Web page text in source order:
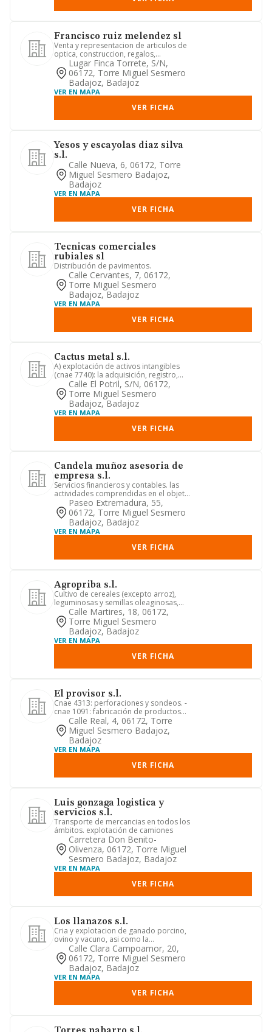
Francisco ruiz melendez sl
Venta y representacion de articulos de
optica, construccion, regalos,
quirurgico, hosteleria unifor...
Lugar Finca Torrete, S/n,
06172, Torre Miguel Sesmero
Badajoz, Badajoz
VER EN MAPA
VER FICHA
Yesos y escayolas diaz silva
s.l.
Calle Nueva, 6, 06172, Torre
Miguel Sesmero Badajoz,
Badajoz
VER EN MAPA
VER FICHA
Tecnicas comerciales
rubiales sl
Distribución de pavimentos.
Calle Cervantes, 7, 06172,
Torre Miguel Sesmero
Badajoz, Badajoz
VER EN MAPA
VER FICHA
Cactus metal s.l.
A) explotación de activos intangibles
(cnae 7740): la adquisición, registro,
tenencia, administraci...
Calle El Potril, S/n, 06172,
Torre Miguel Sesmero
Badajoz, Badajoz
VER EN MAPA
VER FICHA
Candela muñoz asesoria de
empresa s.l.
Servicios financieros y contables. las
actividades comprendidas en el objeto
social que pudieran co...
Paseo Extremadura, 55,
06172, Torre Miguel Sesmero
Badajoz, Badajoz
VER EN MAPA
VER FICHA
Agropriba s.l.
Cultivo de cereales (excepto arroz),
leguminosas y semillas oleaginosas,
cultivo de arroz, cultivo ...
Calle Martires, 18, 06172,
Torre Miguel Sesmero
Badajoz, Badajoz
VER EN MAPA
VER FICHA
El provisor s.l.
Cnae 4313: perforaciones y sondeos. -
cnae 1091: fabricación de productos
para la alimentación de an...
Calle Real, 4, 06172, Torre
Miguel Sesmero Badajoz,
Badajoz
VER EN MAPA
VER FICHA
Luis gonzaga logistica y
servicios s.l.
Transporte de mercancias en todos los
ámbitos. explotación de camiones
Carretera Don Benito-
Olivenza, 06172, Torre Miguel
Sesmero Badajoz, Badajoz
VER EN MAPA
VER FICHA
Los llanazos s.l.
Cria y explotacion de ganado porcino,
ovino y vacuno, asi como la
explotacion agricola
Calle Clara Campoamor, 20,
06172, Torre Miguel Sesmero
Badajoz, Badajoz
VER EN MAPA
VER FICHA